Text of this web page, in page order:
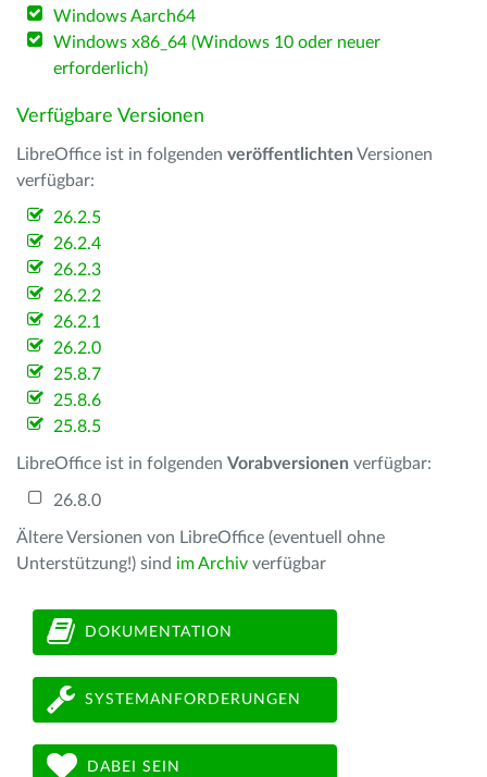
Windows Aarch64
Windows x86_64 (Windows 10 oder neuer
erforderlich)
Verfügbare Versionen
LibreOffice ist in folgenden veröffentlichten Versionen
verfügbar:
26.2.5
26.2.4
26.2.3
26.2.2
26.2.1
26.2.0
25.8.7
25.8.6
25.8.5
LibreOffice ist in folgenden Vorabversionen verfügbar:
26.8.0
Ältere Versionen von LibreOffice (eventuell ohne
Unterstützung!) sind im Archiv verfügbar
DOKUMENTATION
SYSTEMANFORDERUNGEN
DABEI SEIN